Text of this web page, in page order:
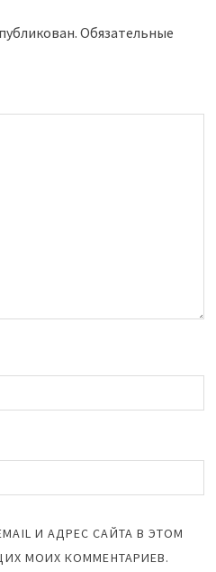
Обязательные
И АДРЕС САЙТА В ЭТОМ
МОИХ КОММЕНТАРИЕВ.